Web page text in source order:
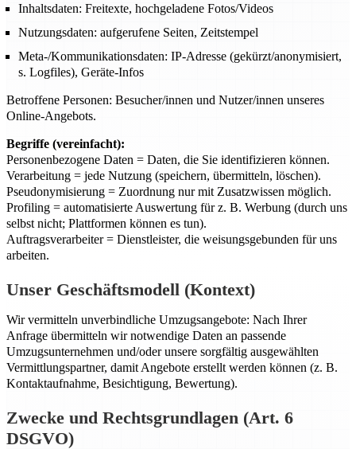
Inhaltsdaten: Freitexte, hochgeladene Fotos/Videos
Nutzungsdaten: aufgerufene Seiten, Zeitstempel
Meta-/Kommunikationsdaten: IP-Adresse (gekürzt/anonymisiert,
s. Logfiles), Geräte-Infos
Betroffene Personen: Besucher/innen und Nutzer/innen unseres
Online-Angebots.
Begriffe (vereinfacht):
Personenbezogene Daten = Daten, die Sie identifizieren können.
Verarbeitung = jede Nutzung (speichern, übermitteln, löschen).
Pseudonymisierung = Zuordnung nur mit Zusatzwissen möglich.
Profiling = automatisierte Auswertung für z. B. Werbung (durch uns
selbst nicht; Plattformen können es tun).
Auftragsverarbeiter = Dienstleister, die weisungsgebunden für uns
arbeiten.
Unser Geschäftsmodell (Kontext)
Wir vermitteln unverbindliche Umzugsangebote: Nach Ihrer
Anfrage übermitteln wir notwendige Daten an passende
Umzugsunternehmen und/oder unsere sorgfältig ausgewählten
Vermittlungspartner, damit Angebote erstellt werden können (z. B.
Kontaktaufnahme, Besichtigung, Bewertung).
Zwecke und Rechtsgrundlagen (Art. 6
DSGVO)